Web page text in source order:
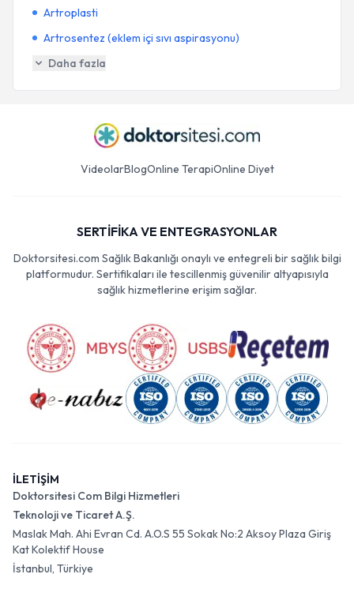
Artroplasti
Artrosentez (eklem içi sıvı aspirasyonu)
Daha fazla
VideolarBlogOnline TerapiOnline Diyet
SERTİFİKA VE ENTEGRASYONLAR
Doktorsitesi.com Sağlık Bakanlığı onaylı ve entegreli bir sağlık bilgi
platformudur. Sertifikaları ile tescillenmiş güvenilir altyapısıyla
sağlık hizmetlerine erişim sağlar.
İLETİŞİM
Doktorsitesi Com Bilgi Hizmetleri
Teknoloji ve Ticaret A.Ş.
Maslak Mah. Ahi Evran Cd. A.O.S 55 Sokak No:2 Aksoy Plaza Giriş
Kat Kolektif House
İstanbul, Türkiye